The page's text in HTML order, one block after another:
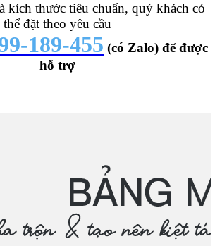
kích thước tiêu chuẩn, quý khách có
thể đặt theo yêu cầu
189-455 (có Zalo) để được
hỗ trợ